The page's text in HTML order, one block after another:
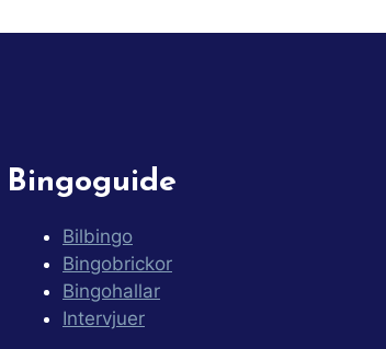
Bingoguide
Bilbingo
Bingobrickor
Bingohallar
Intervjuer